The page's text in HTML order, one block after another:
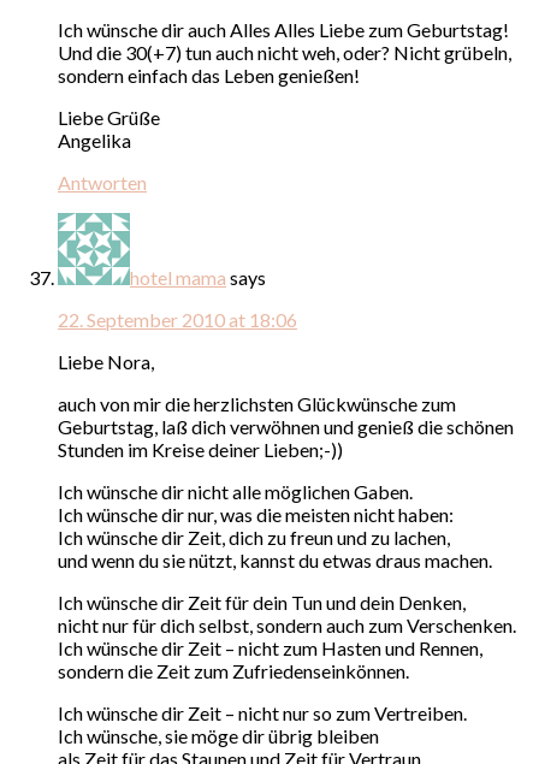
Ich wünsche dir auch Alles Alles Liebe zum Geburtstag!
Und die 30(+7) tun auch nicht weh, oder? Nicht grübeln,
sondern einfach das Leben genießen!
Liebe Grüße
Angelika
Antworten
hotel mama says
22. September 2010 at 18:06
Liebe Nora,
auch von mir die herzlichsten Glückwünsche zum
Geburtstag, laß dich verwöhnen und genieß die schönen
Stunden im Kreise deiner Lieben;-))
Ich wünsche dir nicht alle möglichen Gaben.
Ich wünsche dir nur, was die meisten nicht haben:
Ich wünsche dir Zeit, dich zu freun und zu lachen,
und wenn du sie nützt, kannst du etwas draus machen.
Ich wünsche dir Zeit für dein Tun und dein Denken,
nicht nur für dich selbst, sondern auch zum Verschenken.
Ich wünsche dir Zeit – nicht zum Hasten und Rennen,
sondern die Zeit zum Zufriedenseinkönnen.
Ich wünsche dir Zeit – nicht nur so zum Vertreiben.
Ich wünsche, sie möge dir übrig bleiben
als Zeit für das Staunen und Zeit für Vertraun,